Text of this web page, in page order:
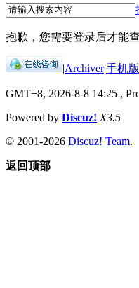
抱歉，您需要登录后才能
|Archiver|手机版
GMT+8, 2026-8-8 14:25 ,
Powered by Discuz! X3.5
© 2001-2026 Discuz! Team.
返回顶部